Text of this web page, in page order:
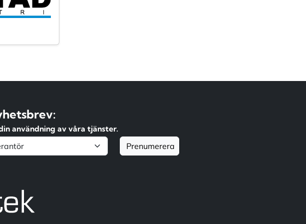
användning av våra tjänster.
Prenumerera